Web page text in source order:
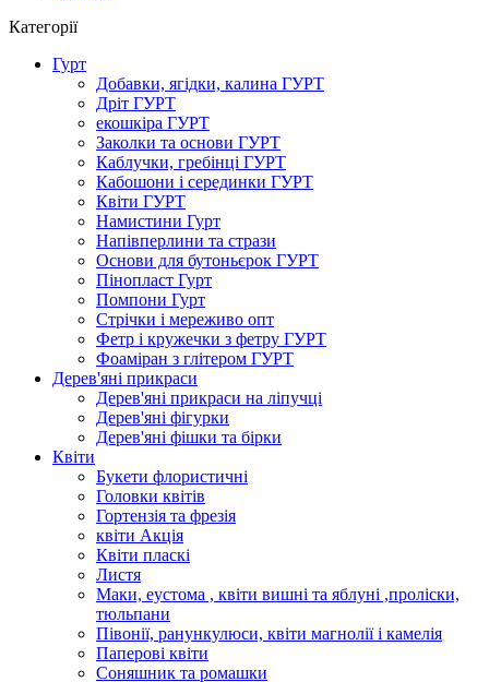
Категорії
Гурт
Добавки, ягідки, калина ГУРТ
Дріт ГУРТ
екошкіра ГУРТ
Заколки та основи ГУРТ
Каблучки, гребінці ГУРТ
Кабошони і серединки ГУРТ
Квіти ГУРТ
Намистини Гурт
Напівперлини та стрази
Основи для бутоньєрок ГУРТ
Пінопласт Гурт
Помпони Гурт
Стрічки і мереживо опт
Фетр і кружечки з фетру ГУРТ
Фоаміран з глітером ГУРТ
Дерев'яні прикраси
Дерев'яні прикраси на ліпучці
Дерев'яні фігурки
Дерев'яні фішки та бірки
Квіти
Букети флористичні
Головки квітів
Гортензія та фрезія
квіти Акція
Квіти пласкі
Листя
Маки, еустома , квіти вишні та яблуні ,проліски,
тюльпани
Півонії, ранункулюси, квіти магнолії і камелія
Паперові квіти
Соняшник та ромашки